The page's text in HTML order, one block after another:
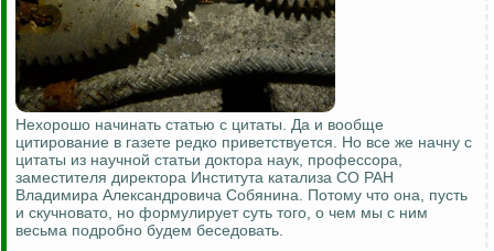
Нехорошо начинать статью с цитаты. Да и вообще
цитирование в газете редко приветствуется. Но все же начну с
цитаты из научной статьи доктора наук, профессора,
заместителя директора Института катализа СО РАН
Владимира Александровича Собянина. Потому что она, пусть
и скучновато, но формулирует суть того, о чем мы с ним
весьма подробно будем беседовать.